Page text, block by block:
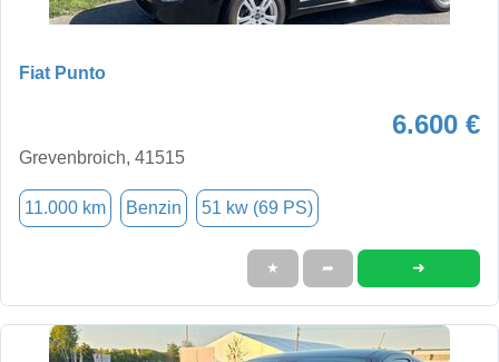
Fiat Punto
6.600 €
Grevenbroich, 41515
11.000 km Benzin 51 kw (69 PS)
★ ➦ ➜